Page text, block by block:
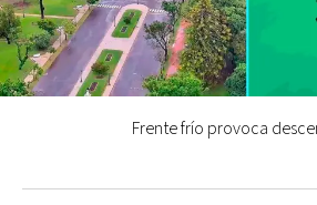
Frente frío provoca